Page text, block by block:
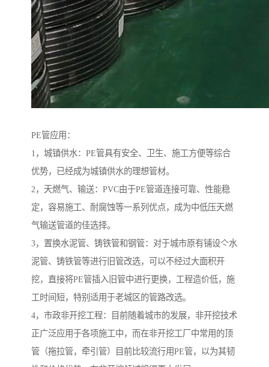
PE管应用：
1，城镇供水：PE管具有安全、卫生、施工方便等综合
优势，已经成为城镇供水的理想管材。
2，天燃气、输送：PVC由于PE管道连接可靠、性能稳
定，容易施工、耐腐蚀等一系列优点，成为中低压天燃
气输送管道的佳选择。
3，置换水泥管、铸铁管和钢管：对于城市原有铺设亽水
泥管、铸铁管等进行旧管改选，可以不经过大面积开
挖，直接将PE管插入旧管中进行更换，工程造价低，施
工时间短，特别适用于老城区的管路改选。
4，市政非开挖工程：目前随着城市的发展，非开挖技术
正广泛应用于各项施工中，而在非开挖工厂中常用的顶
管（拖拉管，牵引管）目前比较流行用PE管，以为其韧